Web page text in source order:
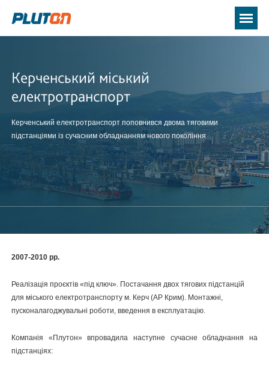
Керченський міський
електротранспорт
Керченський електротранспорт поповнився двома тяговими
підстанціями із сучасним обладнанням нового покоління
2007-2010 рр.
Реалізація проєктів «під ключ». Постачання двох тягових підстанцій
для міського електротранспорту м. Керч (АР Крим). Монтажні,
пусконалагоджувальні роботи, введення в експлуатацію.
Компанія «Плутон» впровадила наступне сучасне обладнання на
підстанціях: